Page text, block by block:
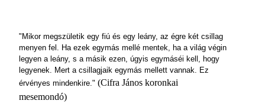
"Mikor megszületik egy fiú és egy leány, az égre két csillag
menyen fel. Ha ezek egymás mellé mentek, ha a világ végin
legyen a leány, s a másik ezen, úgyis egymáséi kell, hogy
legyenek. Mert a csillagjaik egymás mellett vannak. Ez
érvényes mindenkire." (Cifra János koronkai
mesemondó)